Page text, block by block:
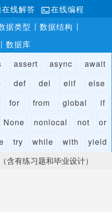
在线解答
在线编程
据类型 | 数据结构 |
| 数据库
assert async
await
def del elif
else
for from global
if
None nonlocal not
or
try while with
yield
含有练习题和毕业设计）